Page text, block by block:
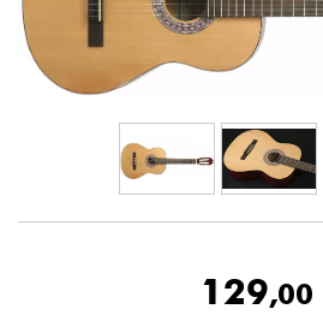
Home Studio
Casques
Micros & HF
129,00